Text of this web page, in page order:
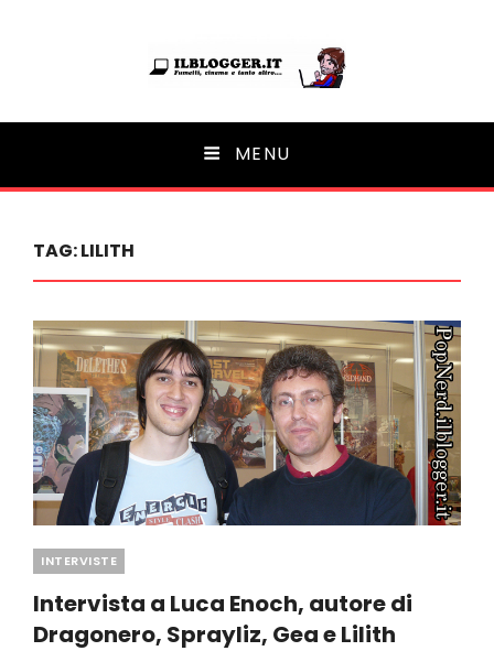
Ilblogger.it
Il portalino di blog | MENU
TAG:LILITH
Categories
INTERVISTE
Intervista a Luca Enoch, autore di
Dragonero, Sprayliz, Gea e Lilith